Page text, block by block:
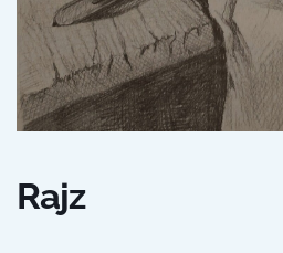
Rajz